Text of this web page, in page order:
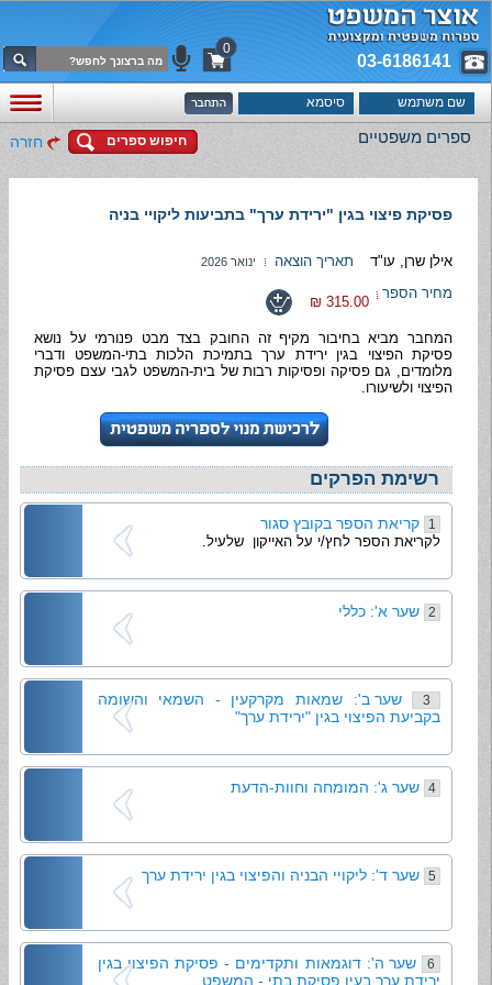
03-6186141
0
ספרים משפטיים חיפוש ספרים חזרה
פסיקת פיצוי בגין "ירידת ערך" בתביעות ליקויי בניה
אילן שרן, עו"ד תאריך הוצאה ינואר 2026
מחיר הספר
315.00 ₪
המחבר מביא בחיבור מקיף זה החובק בצד מבט פנורמי על נושא
פסיקת הפיצוי בגין ירידת ערך בתמיכת הלכות בתי-המשפט ודברי
מלומדים, גם פסיקה ופסיקות רבות של בית-המשפט לגבי עצם פסיקת
הפיצוי ולשיעורו.
רשימת הפרקים
קריאת הספר בקובץ סגור
לקריאת הספר לחץ/י על האייקון שלעיל.
שער א': כללי
שער ב': שמאות מקרקעין - השמאי והשומה
בקביעת הפיצוי בגין "ירידת ערך"
שער ג': המומחה וחוות-הדעת
שער ד': ליקויי הבניה והפיצוי בגין ירידת ערך
שער ה': דוגמאות ותקדימים - פסיקת הפיצוי בגין
ירידת ערך בעין פסיקת בתי - המשפט